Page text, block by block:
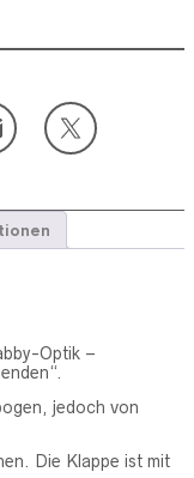
Optik –
jedoch von
Die Klappe ist mit